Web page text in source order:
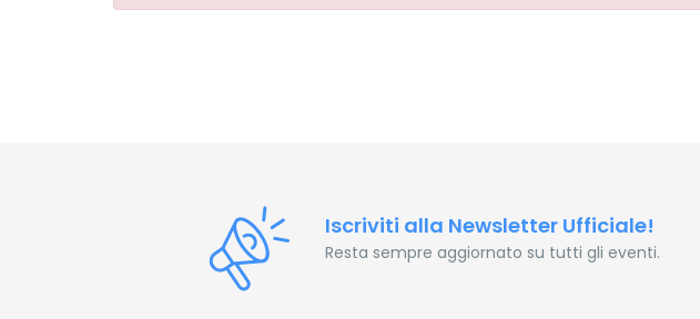
Iscriviti alla Newsletter Ufficiale!
Resta sempre aggiornato su tutti gli eventi.